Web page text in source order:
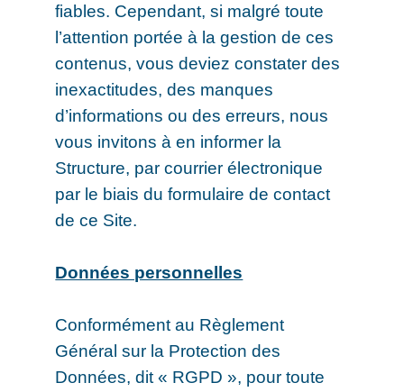
fiables. Cependant, si malgré toute
l’attention portée à la gestion de ces
contenus, vous deviez constater des
inexactitudes, des manques
d’informations ou des erreurs, nous
vous invitons à en informer la
Structure, par courrier électronique
par le biais du formulaire de contact
de ce Site.
Données personnelles
Conformément au Règlement
Général sur la Protection des
Données, dit « RGPD », pour toute